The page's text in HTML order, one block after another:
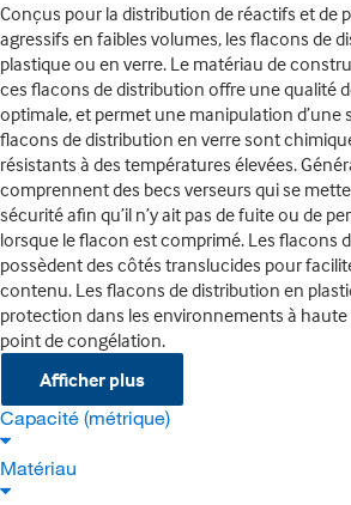
Conçus pour la distribution de réactifs et de
agressifs en faibles volumes, les flacons de
plastique ou en verre. Le matériau de
ces flacons de distribution offre une qualité
optimale, et permet une manipulation d’une
flacons de distribution en verre sont
résistants à des températures élevées.
comprennent des becs verseurs qui se
sécurité afin qu’il n’y ait pas de fuite ou de
lorsque le flacon est comprimé. Les flacons
possèdent des côtés translucides pour
contenu. Les flacons de distribution en
protection dans les environnements à
point de congélation.
Afficher plus
Capacité (métrique)
Matériau